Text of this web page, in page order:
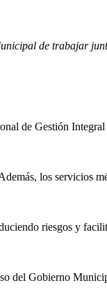
de trabajar
de Gestión
los servicios
riesgos y
del Gobierno